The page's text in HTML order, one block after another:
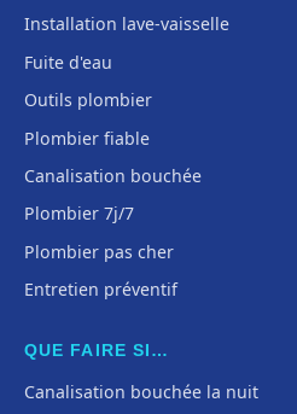
Installation lave-vaisselle
Fuite d'eau
Outils plombier
Plombier fiable
Canalisation bouchée
Plombier 7j/7
Plombier pas cher
Entretien préventif
QUE FAIRE SI…
Canalisation bouchée la nuit